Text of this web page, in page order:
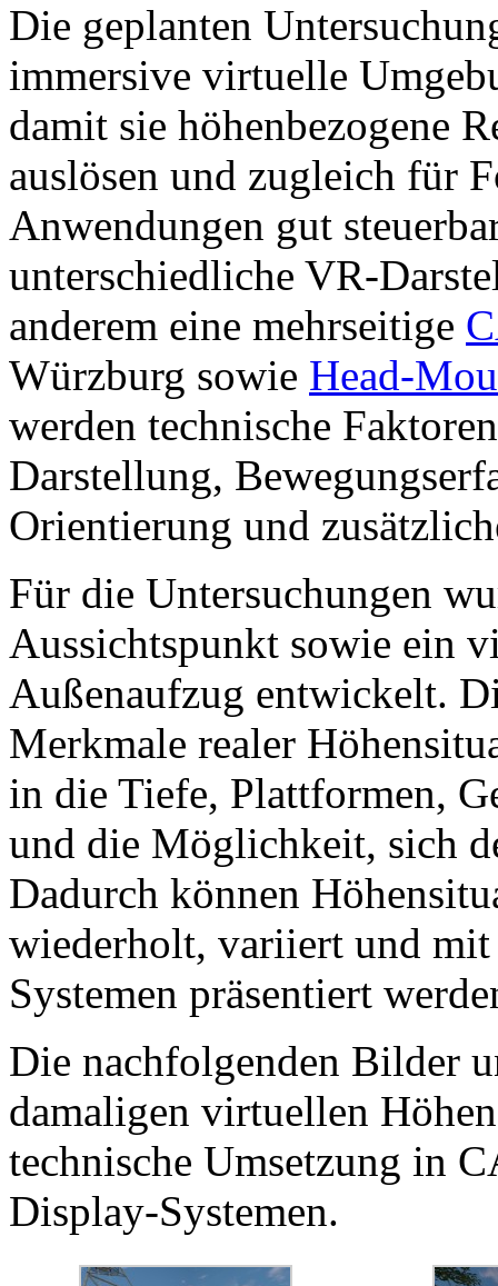
Die geplanten
immersive virtuelle
damit sie höhenbezogene
auslösen und zugleich für
Anwendungen gut
unterschiedliche VR-
anderem eine mehrseitige
Würzburg sowie Head-
werden technische
Darstellung,
Orientierung und
Für die Untersuchungen
Aussichtspunkt sowie ein
Außenaufzug entwickelt.
Merkmale realer
in die Tiefe, Plattformen,
und die Möglichkeit, sich
Dadurch können
wiederholt, variiert und mit
Systemen präsentiert
Die nachfolgenden Bilder
damaligen virtuellen
technische Umsetzung in
Display-Systemen.